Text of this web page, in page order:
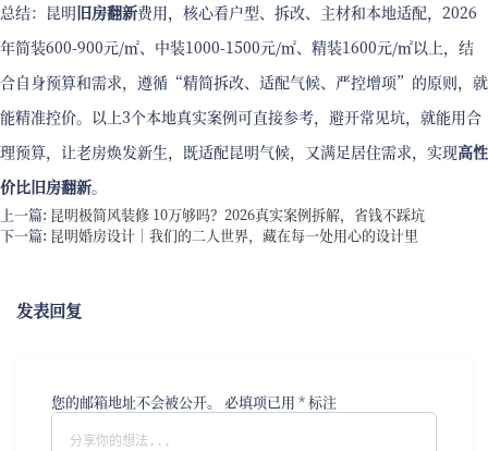
总结：昆明旧房翻新费用，核心看户型、拆改、主材和本地适配，2026
年简装600-900元/㎡、中装1000-1500元/㎡、精装1600元/㎡以上，结
合自身预算和需求，遵循“精简拆改、适配气候、严控增项”的原则，就
能精准控价。以上3个本地真实案例可直接参考，避开常见坑，就能用合
理预算，让老房焕发新生，既适配昆明气候，又满足居住需求，实现高性
价比旧房翻新。
上一篇: 昆明极简风装修 10万够吗？2026真实案例拆解，省钱不踩坑
下一篇: 昆明婚房设计｜我们的二人世界，藏在每一处用心的设计里
发表回复
您的邮箱地址不会被公开。 必填项已用 *标注